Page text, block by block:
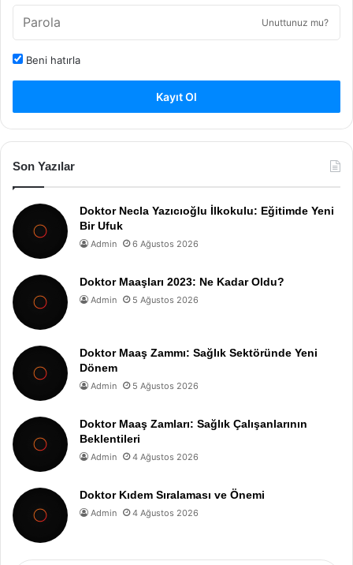
Unuttunuz mu?
Beni hatırla
Kayıt Ol
Son Yazılar
Doktor Necla Yazıcıoğlu İlkokulu: Eğitimde Yeni
Bir Ufuk
Admin 6 Ağustos 2026
Doktor Maaşları 2023: Ne Kadar Oldu?
Admin 5 Ağustos 2026
Doktor Maaş Zammı: Sağlık Sektöründe Yeni
Dönem
Admin 5 Ağustos 2026
Doktor Maaş Zamları: Sağlık Çalışanlarının
Beklentileri
Admin 4 Ağustos 2026
Doktor Kıdem Sıralaması ve Önemi
Admin 4 Ağustos 2026